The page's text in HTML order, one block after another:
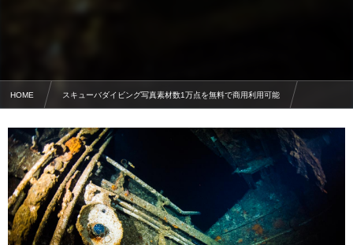
HOME スキューバダイビング写真素材数1万点を無料で商用利用可能